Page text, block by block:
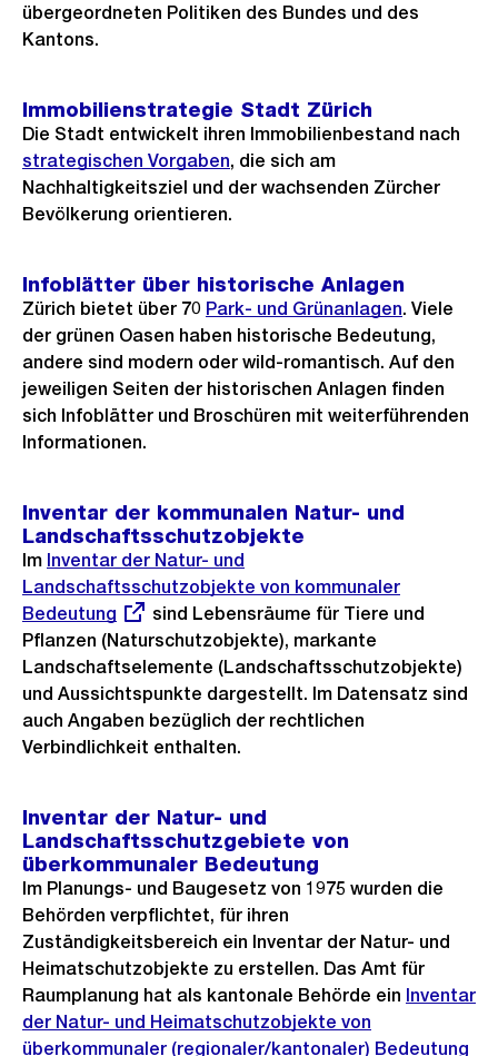
übergeordneten Politiken des Bundes und des
Kantons.
Immobilienstrategie Stadt Zürich
Die Stadt entwickelt ihren Immobilienbestand nach
strategischen Vorgaben, die sich am
Nachhaltigkeitsziel und der wachsenden Zürcher
Bevölkerung orientieren.
Infoblätter über historische Anlagen
Zürich bietet über 70 Park- und Grünanlagen. Viele
der grünen Oasen haben historische Bedeutung,
andere sind modern oder wild-romantisch. Auf den
jeweiligen Seiten der historischen Anlagen finden
sich Infoblätter und Broschüren mit weiterführenden
Informationen.
Inventar der kommunalen Natur- und
Landschaftsschutzobjekte
Im Externer
Link:
Inventar der Natur- und
Landschaftsschutzobjekte von kommunaler
Bedeutung
sind Lebensräume für Tiere und
Pflanzen (Naturschutzobjekte), markante
Landschaftselemente (Landschaftsschutzobjekte)
und Aussichtspunkte dargestellt. Im Datensatz sind
auch Angaben bezüglich der rechtlichen
Verbindlichkeit enthalten.
Inventar der Natur- und
Landschaftsschutzgebiete von
überkommunaler Bedeutung
Im Planungs- und Baugesetz von 1975 wurden die
Behörden verpflichtet, für ihren
Zuständigkeitsbereich ein Inventar der Natur- und
Heimatschutzobjekte zu erstellen. Das Amt für
Raumplanung hat als kantonale Behörde ein Externer
Inventar
der Natur- und Heimatschutzobjekte von
überkommunaler (regionaler/kantonaler) Bedeutung